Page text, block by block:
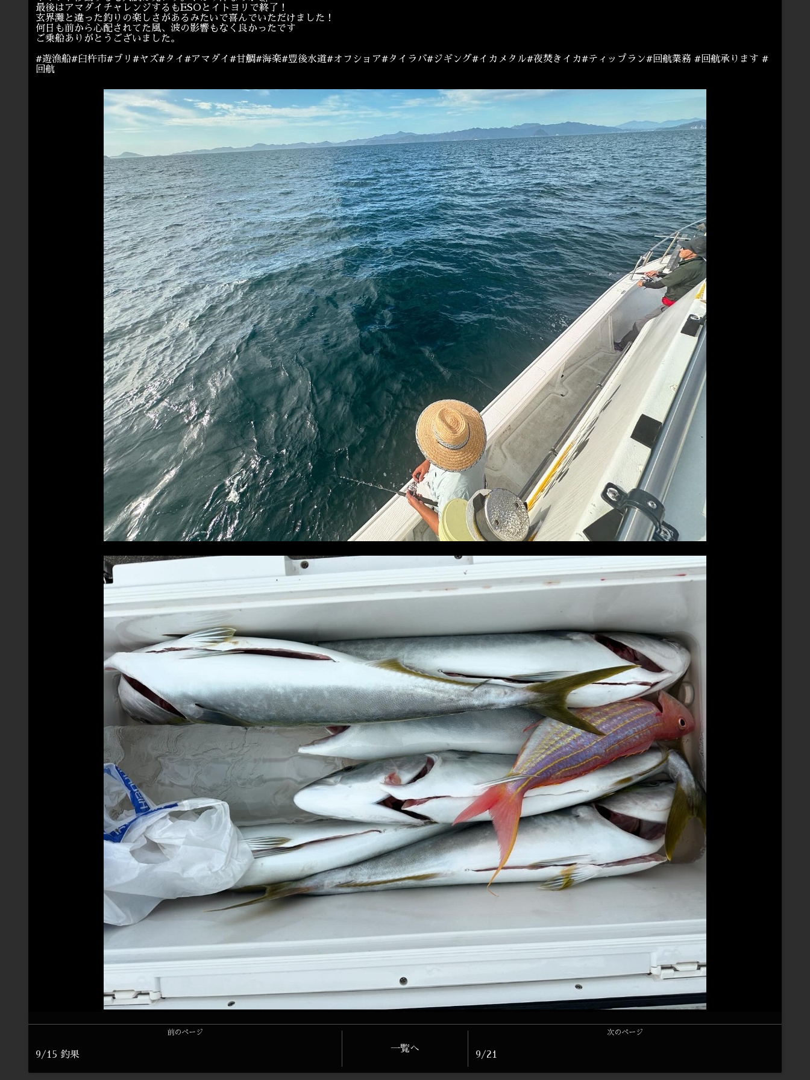
最後はアマダイチャレンジするもESOとイトヨリで終了！
玄界灘と違った釣りの楽しさがあるみたいで喜んでいただけました！
何日も前から心配されてた風、波の影響もなく良かったです
ご乗船ありがとうございました。
#遊漁船#臼杵市#ブリ#ヤズ#タイ#アマダイ#甘鯛#海楽#豊後水道#オフショア#タイラバ#ジギング#イカメタル#夜焚きイカ#ティップラン#回航業務 #回航承ります #
回航
前のページ
9/15 釣果
一覧へ
次のページ
9/21